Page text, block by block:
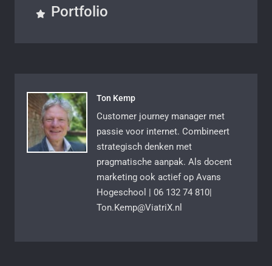
Portfolio
Ton Kemp
Customer journey manager met
passie voor internet. Combineert
strategisch denken met
pragmatische aanpak. Als docent
marketing ook actief op Avans
Hogeschool | 06 132 74 810|
Ton.Kemp@ViatriX.nl